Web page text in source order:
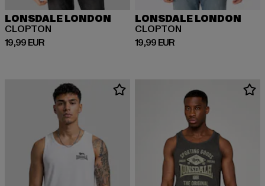
LONSDALE LONDON
CLOPTON
19,99 EUR
Prix courant: 19,99 EUR
LONSDALE LONDON
CLOPTON
19,99 EUR
Prix courant: 19,99 EUR